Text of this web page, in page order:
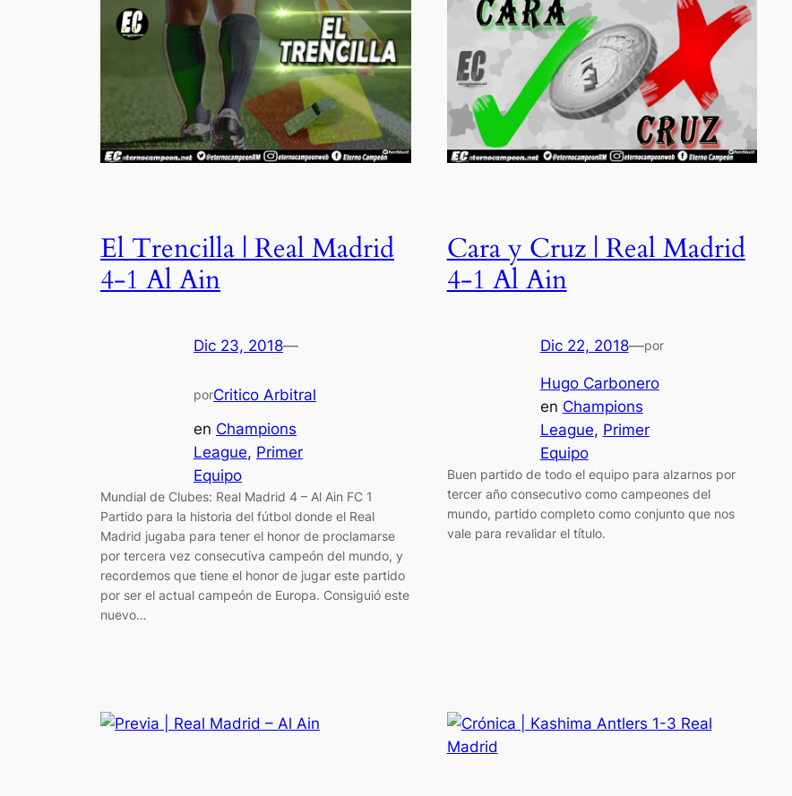
El Trencilla | Real Madrid
4-1 Al Ain
Dic 23, 2018—
porCritico Arbitral
en Champions
League, Primer
Equipo
Mundial de Clubes: Real Madrid 4 – Al Ain FC 1
Partido para la historia del fútbol donde el Real
Madrid jugaba para tener el honor de proclamarse
por tercera vez consecutiva campeón del mundo, y
recordemos que tiene el honor de jugar este partido
por ser el actual campeón de Europa. Consiguió este
nuevo…
Cara y Cruz | Real Madrid
4-1 Al Ain
Dic 22, 2018—por
Hugo Carbonero
en Champions
League, Primer
Equipo
Buen partido de todo el equipo para alzarnos por
tercer año consecutivo como campeones del
mundo, partido completo como conjunto que nos
vale para revalidar el título.